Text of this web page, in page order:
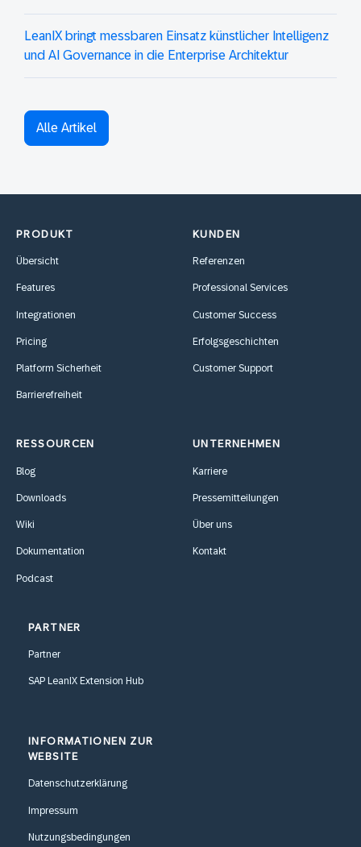
LeanIX bringt messbaren Einsatz künstlicher Intelligenz
und AI Governance in die Enterprise Architektur
Alle Artikel
PRODUKT
Übersicht
Features
Integrationen
Pricing
Platform Sicherheit
Barrierefreiheit
KUNDEN
Referenzen
Professional Services
Customer Success
Erfolgsgeschichten
Customer Support
RESSOURCEN
Blog
Downloads
Wiki
Dokumentation
Podcast
UNTERNEHMEN
Karriere
Pressemitteilungen
Über uns
Kontakt
PARTNER
Partner
SAP LeanIX Extension Hub
INFORMATIONEN ZUR
WEBSITE
Datenschutzerklärung
Impressum
Nutzungsbedingungen